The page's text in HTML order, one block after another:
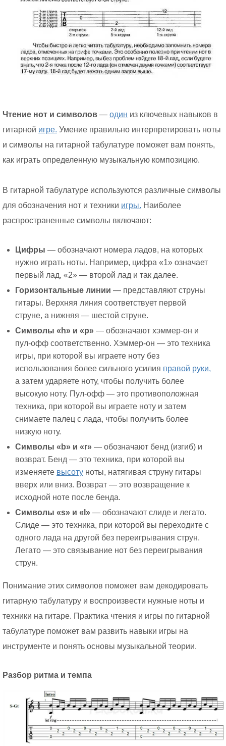
Чтение нот и символов — один из ключевых навыков в
гитарной игре. Умение правильно интерпретировать ноты
и символы на гитарной табулатуре поможет вам понять,
как играть определенную музыкальную композицию.
В гитарной табулатуре используются различные символы
для обозначения нот и техники игры. Наиболее
распространенные символы включают:
Цифры — обозначают номера ладов, на которых
нужно играть ноты. Например, цифра «1» означает
первый лад, «2» — второй лад и так далее.
Горизонтальные линии — представляют струны
гитары. Верхняя линия соответствует первой
струне, а нижняя — шестой струне.
Символы «h» и «p» — обозначают хэммер-он и
пул-офф соответственно. Хэммер-он — это техника
игры, при которой вы играете ноту без
использования более сильного усилия правой руки,
а затем ударяете ноту, чтобы получить более
высокую ноту. Пул-офф — это противоположная
техника, при которой вы играете ноту и затем
снимаете палец с лада, чтобы получить более
низкую ноту.
Символы «b» и «r» — обозначают бенд (изгиб) и
возврат. Бенд — это техника, при которой вы
изменяете высоту ноты, натягивая струну гитары
вверх или вниз. Возврат — это возвращение к
исходной ноте после бенда.
Символы «s» и «l» — обозначают слиде и легато.
Слиде — это техника, при которой вы переходите с
одного лада на другой без переигрывания струн.
Легато — это связывание нот без переигрывания
струн.
Понимание этих символов поможет вам декодировать
гитарную табулатуру и воспроизвести нужные ноты и
техники на гитаре. Практика чтения и игры по гитарной
табулатуре поможет вам развить навыки игры на
инструменте и понять основы музыкальной теории.
Разбор ритма и темпа